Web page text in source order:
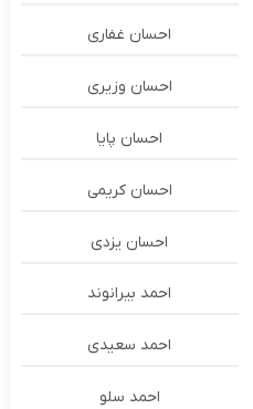
احسان غفاری
احسان وزیری
احسان پایا
احسان کریمی
احسان یزدی
احمد بیرانوند
احمد سعیدی
احمد سلو